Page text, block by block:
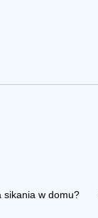
sikania w domu?